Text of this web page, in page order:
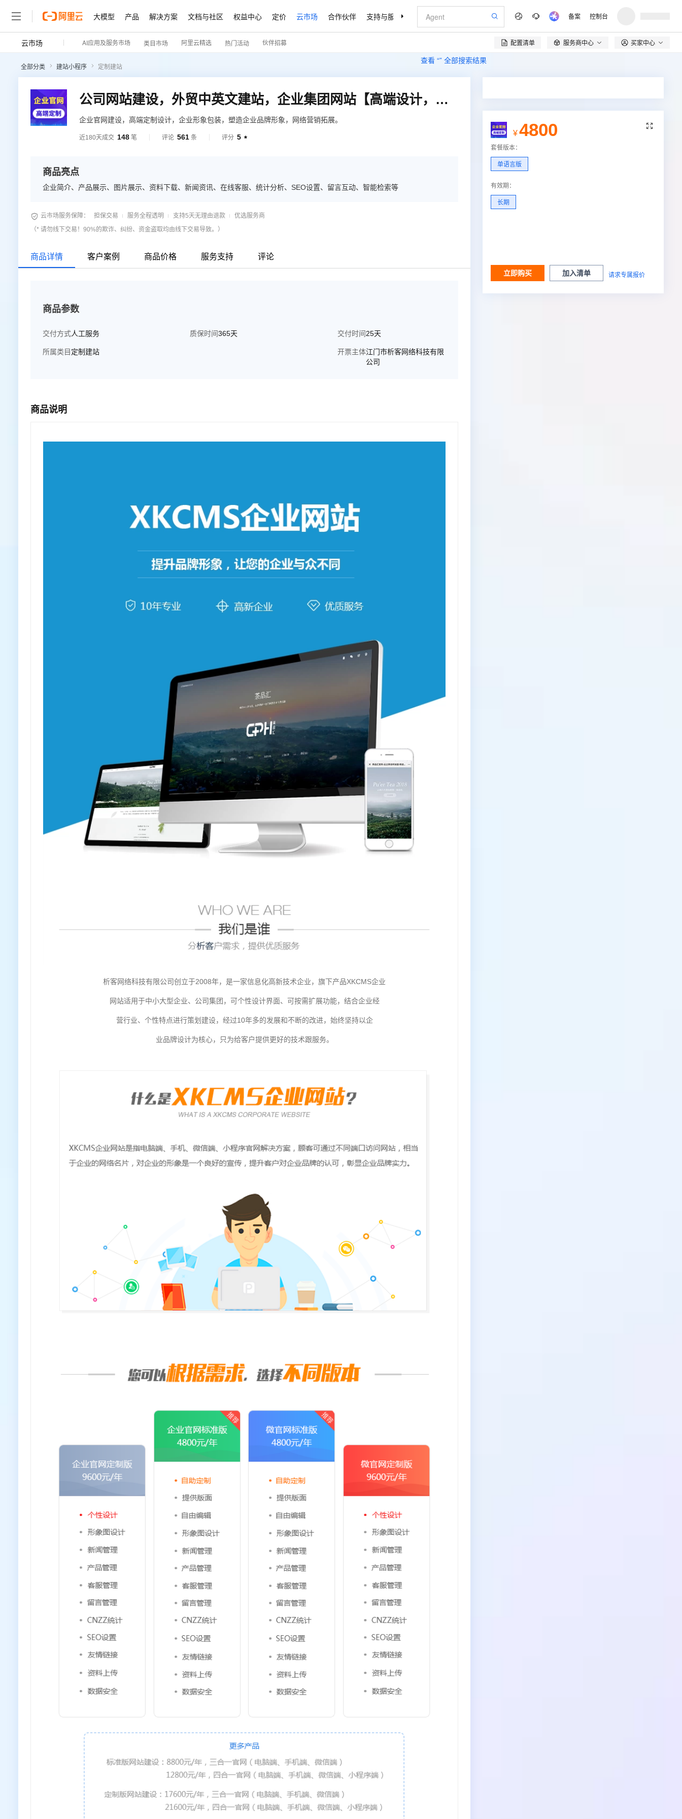
大模型 产品 解决方案 文档与社区 权益中心 定价 云市场 合作伙伴 支持与服务 了解阿里云
查看 “” 全部搜索结果
备案 控制台
云市场 AI应用及服务市场 类目市场 阿里云精选 热门活动 伙伴招募 配置清单  服务商中心 买家中心
全部分类 建站小程序 定制建站
公司网站建设，外贸中英文建站，企业集团网站【高端设计，功能定制】
企业官网建设，高端定制设计，企业形象包装，塑造企业品牌形象，网络营销拓展。
近180天成交 148 笔 评论 561 条 评分 5 
商品亮点
企业简介、产品展示、图片展示、资料下载、新闻资讯、在线客服、统计分析、SEO设置、留言互动、智能检索等
 云市场服务保障： 担保交易 服务全程透明 支持5天无理由退款
优选服务商
（* 请勿线下交易！90%的欺诈、纠纷、资金盗取均由线下交易导致。）
商品详情 客户案例 商品价格 服务支持 评论
商品参数
交付方式人工服务 质保时间365天 交付时间25天
所属类目 定制建站 开票主体江门市析客网络科技有限
公司
商品说明
析客网络科技有限公司创立于2008年，是一家信息化高新技术企业，旗下产品XKCMS企业
网站适用于中小大型企业、公司集团，可个性设计界面、可按需扩展功能，结合企业经
营行业、个性特点进行策划建设，经过10年多的发展和不断的改进，始终坚持以企
业品牌设计为核心，只为给客户提供更好的技术跟服务。

¥ 4800
套餐版本：
单语言版
有效期 ：
长期
立即购买 加入清单 请求专属报价